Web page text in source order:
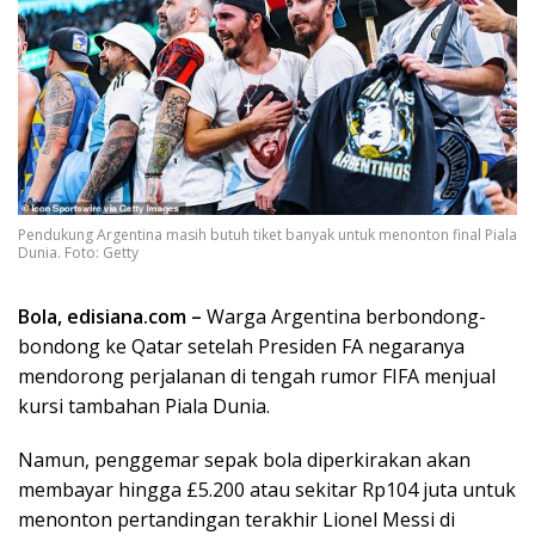
Pendukung Argentina masih butuh tiket banyak untuk menonton final Piala
Dunia. Foto: Getty
Bola, edisiana.com – Warga Argentina berbondong-
bondong ke Qatar setelah Presiden FA negaranya
mendorong perjalanan di tengah rumor FIFA menjual
kursi tambahan Piala Dunia.
Namun, penggemar sepak bola diperkirakan akan
membayar hingga £5.200 atau sekitar Rp104 juta untuk
menonton pertandingan terakhir Lionel Messi di